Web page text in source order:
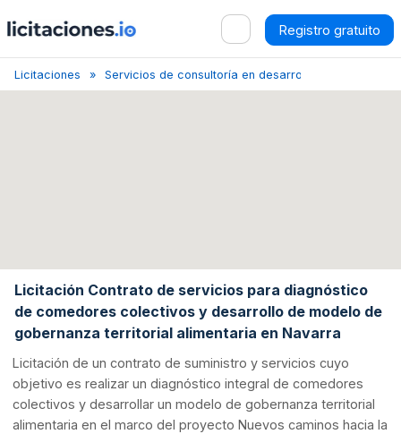
Registro gratuito
Licitaciones Servicios de consultoría en desarrollo
Licitación Contrato de servicios para diagnóstico
de comedores colectivos y desarrollo de modelo de
gobernanza territorial alimentaria en Navarra
Licitación de un contrato de suministro y servicios cuyo
objetivo es realizar un diagnóstico integral de comedores
colectivos y desarrollar un modelo de gobernanza territorial
alimentaria en el marco del proyecto Nuevos caminos hacia la